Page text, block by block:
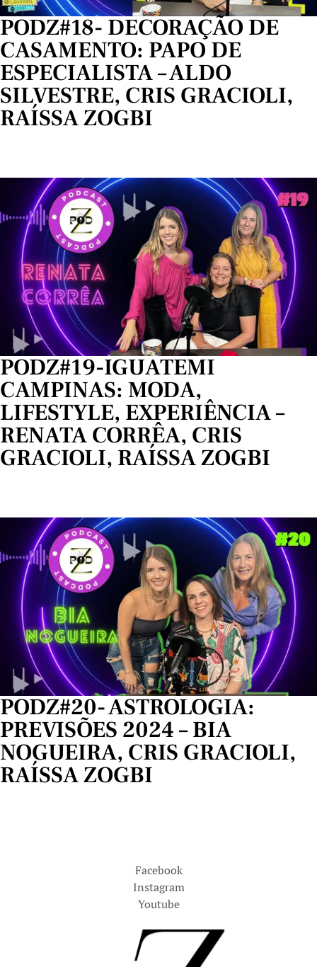
PODZ#18- DECORAÇÃO DE
CASAMENTO: PAPO DE
ESPECIALISTA – ALDO
SILVESTRE, CRIS GRACIOLI,
RAÍSSA ZOGBI
PODZ#19-IGUATEMI
CAMPINAS: MODA,
LIFESTYLE, EXPERIÊNCIA –
RENATA CORRÊA, CRIS
GRACIOLI, RAÍSSA ZOGBI
PODZ#20- ASTROLOGIA:
PREVISÕES 2024 – BIA
NOGUEIRA, CRIS GRACIOLI,
RAÍSSA ZOGBI
Facebook
Instagram
Youtube